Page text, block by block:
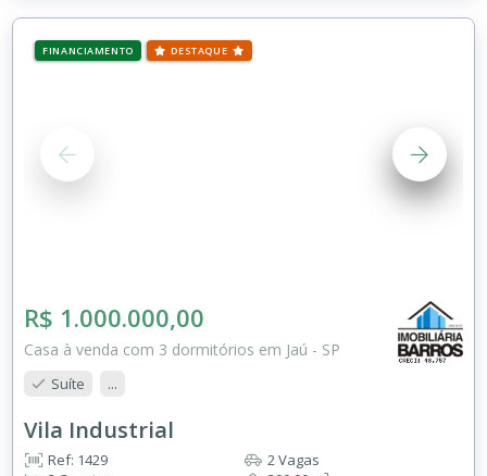
FINANCIAMENTO DESTAQUE
R$ 1.000.000,00
Casa à venda com 3 dormitórios em Jaú - SP
Suíte ...
Vila Industrial
Ref: 1429
2 Vagas